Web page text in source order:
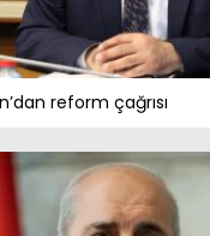
reform çağrısı